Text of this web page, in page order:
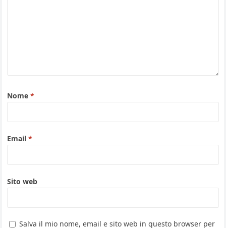
Nome*
Email*
Sito web
Salva il mio nome, email e sito web in questo browser per